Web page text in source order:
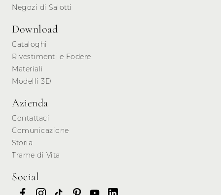
Negozi di Salotti
Download
Cataloghi
Rivestimenti e Fodere
Materiali
Modelli 3D
Azienda
Contattaci
Comunicazione
Storia
Trame di Vita
Social